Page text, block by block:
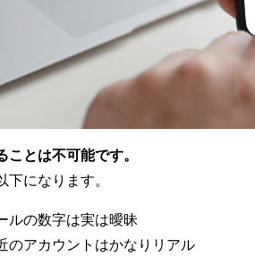
ことは不可能です。
下になります。
ルの数字は実は曖昧
のアカウントはかなりリアル